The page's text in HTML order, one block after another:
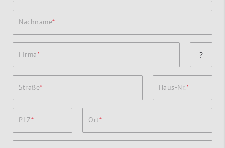
Nachname
Firma ?
Straße Haus-Nr.
PLZ Ort